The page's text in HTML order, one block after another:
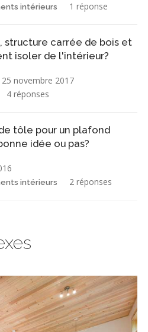
intérieurs 1 réponse
structure carrée de bois et
isoler de l'intérieur?
25 novembre 2017
4 réponses
tôle pour un plafond
idée ou pas?
intérieurs 2 réponses